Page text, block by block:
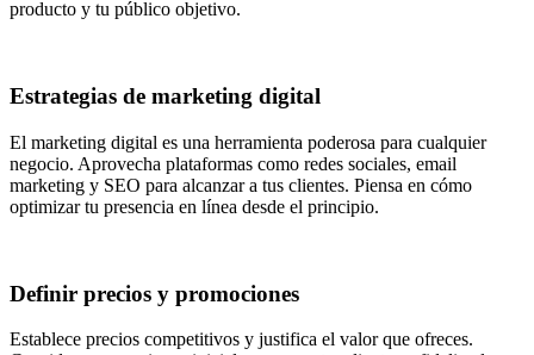
producto y tu público objetivo.
Estrategias de marketing digital
El marketing digital es una herramienta poderosa para cualquier
negocio. Aprovecha plataformas como redes sociales, email
marketing y SEO para alcanzar a tus clientes. Piensa en cómo
optimizar tu presencia en línea desde el principio.
Definir precios y promociones
Establece precios competitivos y justifica el valor que ofreces.